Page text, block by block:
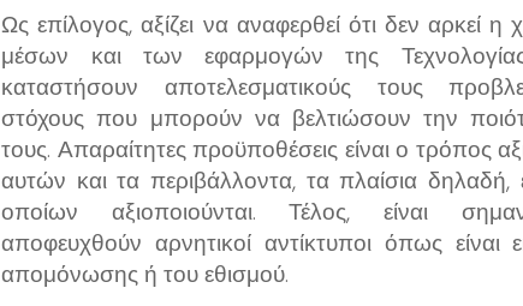
Ως επίλογος, αξίζει να αναφερθεί ότι δεν αρκεί
μέσων και των εφαρμογών της
καταστήσουν αποτελεσματικούς τους
στόχους που μπορούν να βελτιώσουν την
τους. Απαραίτητες προϋποθέσεις είναι ο τρόπος
αυτών και τα περιβάλλοντα, τα πλαίσια δηλαδή,
οποίων αξιοποιούνται. Τέλος, είναι
αποφευχθούν αρνητικοί αντίκτυποι όπως είναι
απομόνωσης ή του εθισμού.